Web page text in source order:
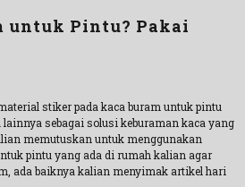
untuk Pintu? Pakai
stiker pada kaca buram untuk pintu
sebagai solusi keburaman kaca yang
memutuskan untuk menggunakan
pintu yang ada di rumah kalian agar
ada baiknya kalian menyimak artikel hari